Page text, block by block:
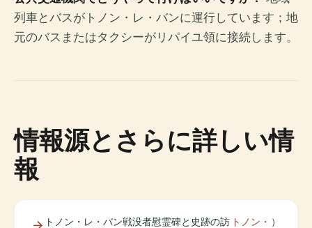
列車とバスがトノン・レ・バンに運行しています；地
元のバスまたはタクシーがリパイユ領に接続します。
情報源とさらに詳しい情
報
トノン・レ・バン戦没者慰霊碑と史跡の訪 トノン・ ）